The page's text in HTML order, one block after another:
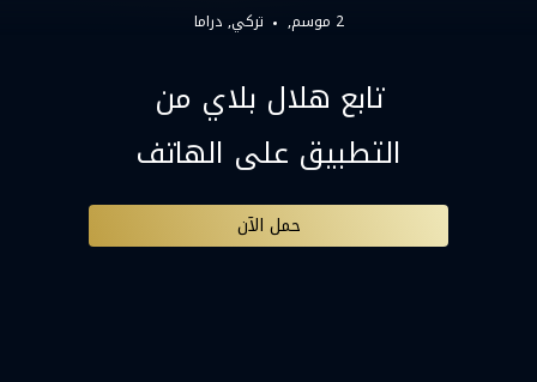
2 موسم, تركي دراما
تابع هلال بلاي من
التطبيق على الهاتف
حمل الآن